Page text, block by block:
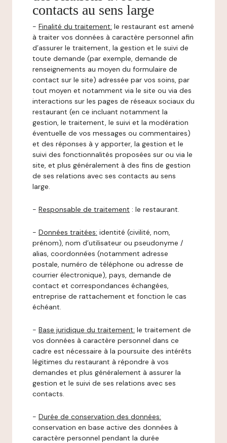
contacts au sens large
- Finalité du traitement: le restaurant est amené
à traiter vos données à caractère personnel afin
d’assurer le traitement, la gestion et le suivi de
toute demande (par exemple, demande de
renseignements au moyen du formulaire de
contact sur le site) adressée par vos soins, par
tout moyen et notamment via le site ou via des
interactions sur les pages de réseaux sociaux du
restaurant (en ce incluant notamment la
gestion, le traitement, le suivi et la modération
éventuelle de vos messages ou commentaires)
et des réponses à y apporter, la gestion et le
suivi des fonctionnalités proposées sur ou via le
site, et plus généralement à des fins de gestion
de ses relations avec ses contacts au sens
large.
- Responsable de traitement : le restaurant.
- Données traitées: identité (civilité, nom,
prénom), nom d’utilisateur ou pseudonyme /
alias, coordonnées (notamment adresse
postale, numéro de téléphone ou adresse de
courrier électronique), pays, demande de
contact et correspondances échangées,
entreprise de rattachement et fonction le cas
échéant.
- Base juridique du traitement: le traitement de
vos données à caractère personnel dans ce
cadre est nécessaire à la poursuite des intérêts
légitimes du restaurant à répondre à vos
demandes et plus généralement à assurer la
gestion et le suivi de ses relations avec ses
contacts.
- Durée de conservation des données:
conservation en base active des données à
caractère personnel pendant la durée